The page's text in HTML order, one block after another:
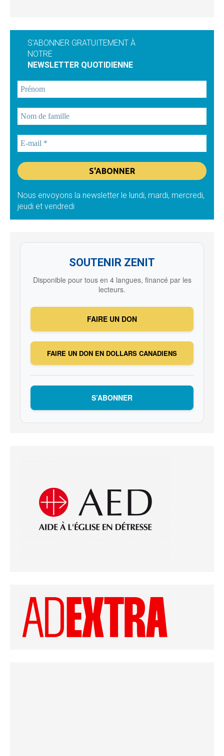
S'ABONNER GRATUITEMENT À
NOTRE
NEWSLETTER QUOTIDIENNE
Nous envoyons la newsletter le lundi, mardi, mercredi,
jeudi et vendredi
SOUTENIR ZENIT
Disponible pour tous en 4 langues, financé par les
lecteurs.
FAIRE UN DON
FAIRE UN DON EN DOLLARS CANADIENS
S’ABONNER